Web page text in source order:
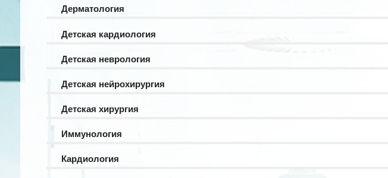
Дерматология
Детская кардиология
Детская неврология
Детская нейрохирургия
Детская хирургия
Иммунология
Кардиология